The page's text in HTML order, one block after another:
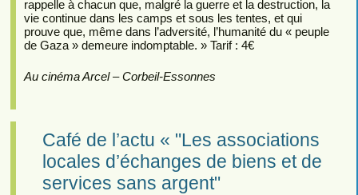
rappelle à chacun que, malgré la guerre et la destruction, la
vie continue dans les camps et sous les tentes, et qui
prouve que, même dans l’adversité, l’humanité du « peuple
de Gaza » demeure indomptable. » Tarif : 4€
Au cinéma Arcel – Corbeil-Essonnes
Café de l’actu « "Les associations
locales d’échanges de biens et de
services sans argent"